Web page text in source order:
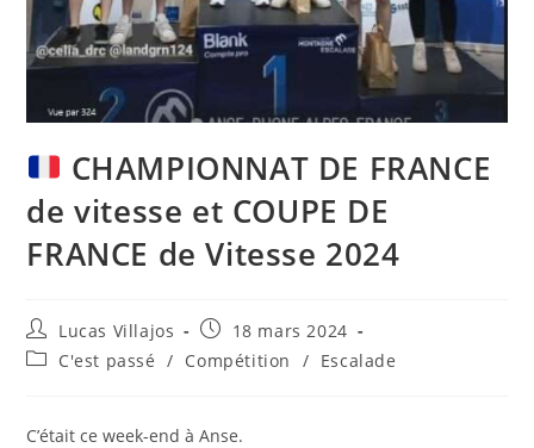
CHAMPIONNAT DE FRANCE
de vitesse et COUPE DE
FRANCE de Vitesse 2024
Lucas Villajos
18 mars 2024
C'est passé / Compétition / Escalade
C’était ce week-end à Anse.